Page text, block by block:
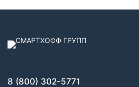
8 (800) 302-5771